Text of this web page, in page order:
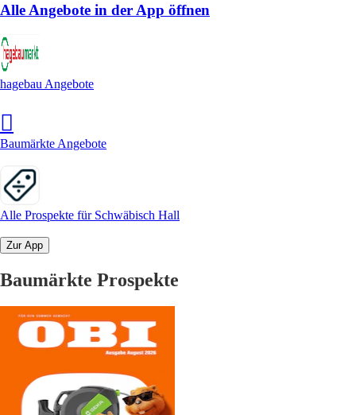
Alle Angebote in der App öffnen
hagebau Angebote
Baumärkte Angebote
Alle Prospekte für Schwäbisch Hall
Zur App
Baumärkte Prospekte